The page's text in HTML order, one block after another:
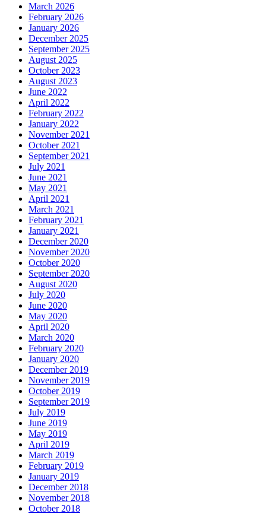
March 2026
February 2026
January 2026
December 2025
September 2025
August 2025
October 2023
August 2023
June 2022
April 2022
February 2022
January 2022
November 2021
October 2021
September 2021
July 2021
June 2021
May 2021
April 2021
March 2021
February 2021
January 2021
December 2020
November 2020
October 2020
September 2020
August 2020
July 2020
June 2020
May 2020
April 2020
March 2020
February 2020
January 2020
December 2019
November 2019
October 2019
September 2019
July 2019
June 2019
May 2019
April 2019
March 2019
February 2019
January 2019
December 2018
November 2018
October 2018